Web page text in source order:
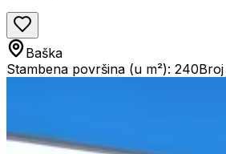
Baška
Stambena površina (u m²): 240